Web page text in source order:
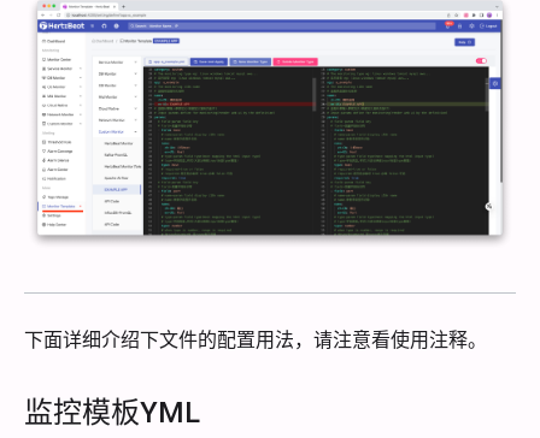
下面详细介绍下文件的配置用法，请注意看使用注释。
监控模板YML